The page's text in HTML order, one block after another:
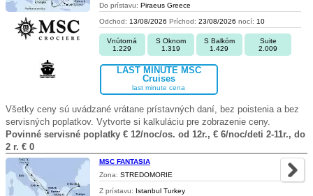
Do prístavu: Piraeus Greece
Odchod: 13/08/2026 Príchod: 23/08/2026 nocí: 10
Vnútorná
1.229
S Oknom
1.319
S Balkóm
1.429
Suite
2.009
LAST MINUTE MSC
Cruises
last minute cena
Všetky ceny sú uvádzané vrátane prístavných daní, bez poistenia a bez
servisných poplatkov. Vytvorte si kalkuláciu pre zobrazenie ceny.
Povinné servisné poplatky € 12/noc/os. od 12r., € 6/noc/deti 2-11r., do
2 r. € 0
MSC FANTASIA
Zona: STREDOMORIE
Z prístavu: Istanbul Turkey